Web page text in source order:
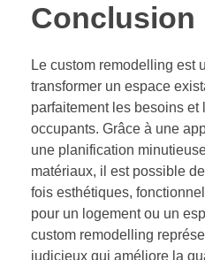
Conclusion
Le custom remodelling est
transformer un espace
parfaitement les besoins
occupants. Grâce à une
une planification
matériaux, il est possible
fois esthétiques,
pour un logement ou un
custom remodelling
judicieux qui améliore la